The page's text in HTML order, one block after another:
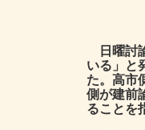
日曜討
いる」と
た。高市
側が建前
ることを